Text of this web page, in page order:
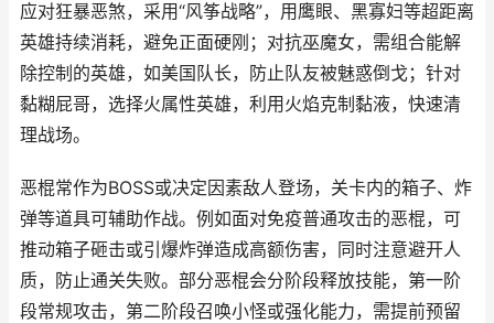
应对狂暴恶煞，采用“风筝战略”，用鹰眼、黑寡妇等超距离
英雄持续消耗，避免正面硬刚；对抗巫魔女，需组合能解
除控制的英雄，如美国队长，防止队友被魅惑倒戈；针对
黏糊屁哥，选择火属性英雄，利用火焰克制黏液，快速清
理战场。
恶棍常作为BOSS或决定因素敌人登场，关卡内的箱子、炸
弹等道具可辅助作战。例如面对免疫普通攻击的恶棍，可
推动箱子砸击或引爆炸弹造成高额伤害，同时注意避开人
质，防止通关失败。部分恶棍会分阶段释放技能，第一阶
段常规攻击，第二阶段召唤小怪或强化能力，需提前预留